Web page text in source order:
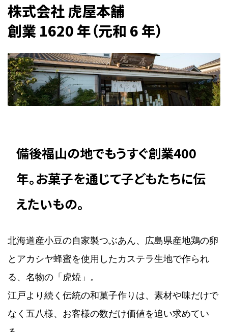
株式会社 虎屋本舗
創業 1620 年（元和 6 年）
備後福山の地でもうすぐ創業400
年。お菓子を通じて子どもたちに伝
えたいもの。
北海道産小豆の自家製つぶあん、広島県産地鶏の卵
とアカシヤ蜂蜜を使用したカステラ生地で作られ
る、名物の「虎焼」。
江戸より続く伝統の和菓子作りは、素材や味だけで
なく五八様、お客様の数だけ価値を追い求めてい